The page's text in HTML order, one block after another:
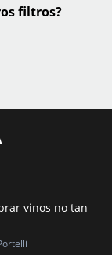
filtros?
vinos no tan